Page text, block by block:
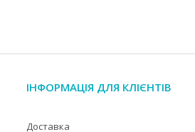
ІНФОРМАЦІЯ ДЛЯ КЛІЄНТІВ
Доставка